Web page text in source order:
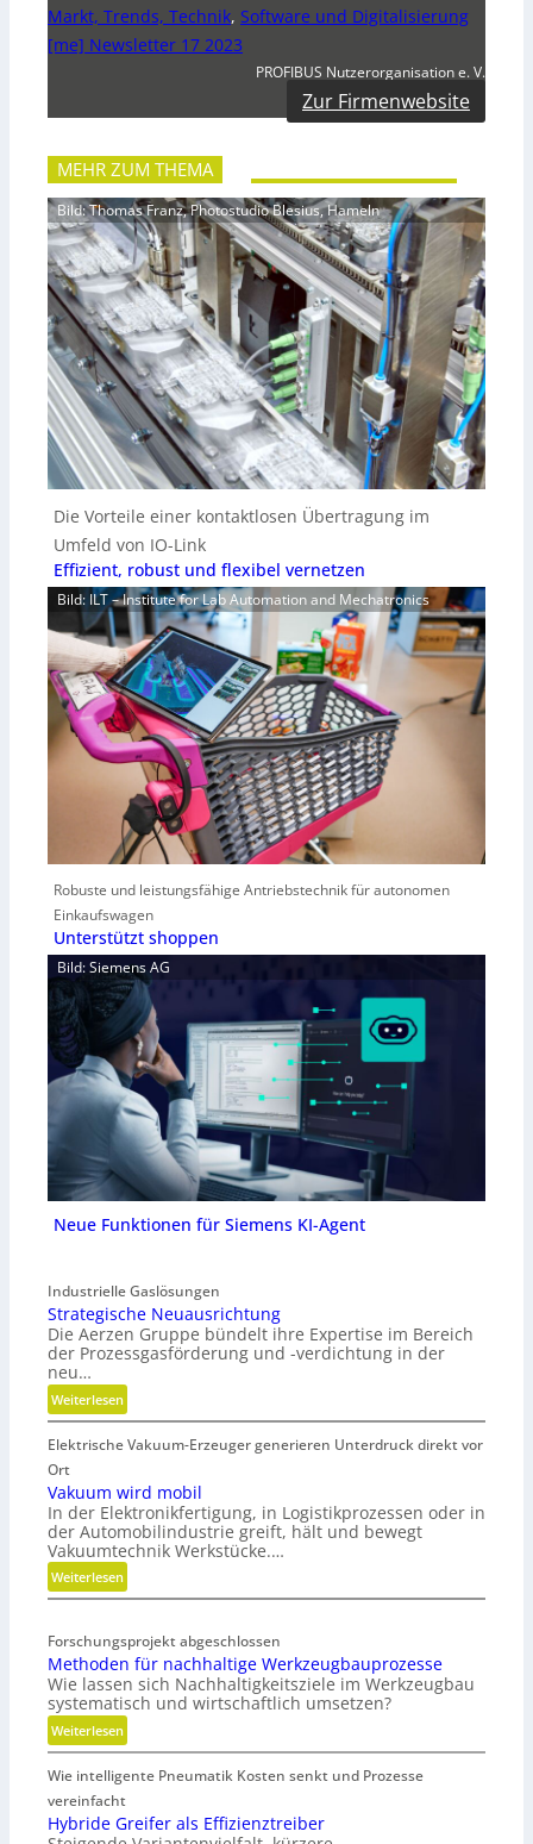
Markt, Trends, Technik, Software und Digitalisierung
[me] Newsletter 17 2023
PROFIBUS Nutzerorganisation e. V.
Zur Firmenwebsite
MEHR ZUM THEMA
Bild: Thomas Franz, Photostudio Blesius, Hameln
Die Vorteile einer kontaktlosen Übertragung im
Umfeld von IO-Link
Effizient, robust und flexibel vernetzen
Bild: ILT – Institute for Lab Automation and Mechatronics
Robuste und leistungsfähige Antriebstechnik für autonomen
Einkaufswagen
Unterstützt shoppen
Bild: Siemens AG
Neue Funktionen für Siemens KI-Agent
Industrielle Gaslösungen
Strategische Neuausrichtung
Die Aerzen Gruppe bündelt ihre Expertise im Bereich
der Prozessgasförderung und -verdichtung in der
neu…
Weiterlesen:
S
t
a
t
e
g
i
s
h
e
N
e
u
u
s
r
Elektrische Vakuum-Erzeuger generieren Unterdruck direkt vor
Ort
Vakuum wird mobil
In der Elektronikfertigung, in Logistikprozessen oder in
der Automobilindustrie greift, hält und bewegt
Vakuumtechnik Werkstücke.…
Weiterlesen:
V
k
u
u
m
w
i
r
d
m
Forschungsprojekt abgeschlossen
Methoden für nachhaltige Werkzeugbauprozesse
Wie lassen sich Nachhaltigkeitsziele im Werkzeugbau
systematisch und wirtschaftlich umsetzen?
Weiterlesen:
M
e
t
h
Wie intelligente Pneumatik Kosten senkt und Prozesse
vereinfacht
Hybride Greifer als Effizienztreiber